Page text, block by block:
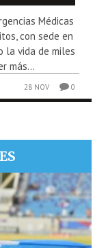
Médicas
con sede en
la vida de miles
más...
28 NOV 0